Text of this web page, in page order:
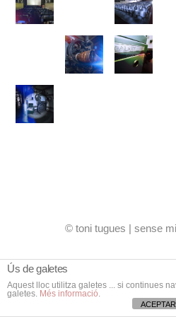
© toni tugues | sense
Ús de galetes
Aquest lloc utilitza galetes ... si continues
galetes. Més informació.
ACEPTAR